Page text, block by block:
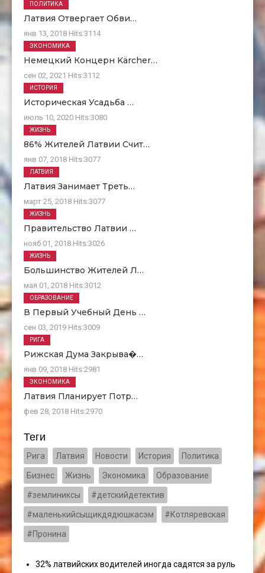
Латвия Отвергает Обви…
янв 13, 2018 Hits:3114
ПОЛИТИКА
Немецкий Концерн Kärcher…
сен 02, 2021 Hits:3112
ЭКОНОМИКА
Историческая Усадьба …
июль 10, 2020 Hits:3080
ИСТОРИЯ
86% Жителей Латвии Счит…
янв 07, 2018 Hits:3077
ЖИЗНЬ
Латвия Занимает Треть…
март 25, 2018 Hits:3077
ЛАТВИЯ
Правительство Латвии …
нояб 01, 2018 Hits:3026
ЖИЗНЬ
Большинство Жителей Л…
мая 01, 2018 Hits:3012
ЖИЗНЬ
В Первый Учебный День …
сен 03, 2019 Hits:3009
ОБРАЗОВАНИЕ
Рижская Дума Закрыва�…
янв 09, 2018 Hits:2981
РИГА
Латвия Планирует Потр…
фев 28, 2018 Hits:2970
ЭКОНОМИКА
Теги
Рига Латвия Новости История Политика
Бизнес Жизнь Экономика Образование
#землиниксы #детскийдетектив
#маленькийсыщикдядюшкасэм #Котляревская
#Пронина
32% латвийских водителей иногда садятся за руль